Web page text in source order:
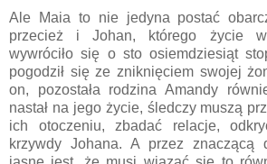
Ale Maia to nie jedyna postać
przecież i Johan, którego życie
wywróciło się o sto osiemdziesiąt
pogodził się ze zniknięciem swojej
on, pozostała rodzina Amandy
nastał na jego życie, śledczy muszą
ich otoczeniu, zbadać relacje,
krzywdy Johana. A przez znaczącą